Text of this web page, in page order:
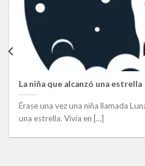
La niña que alcanzó una estrella
Érase una vez una niña llamada
una estrella. Vivía en [...]